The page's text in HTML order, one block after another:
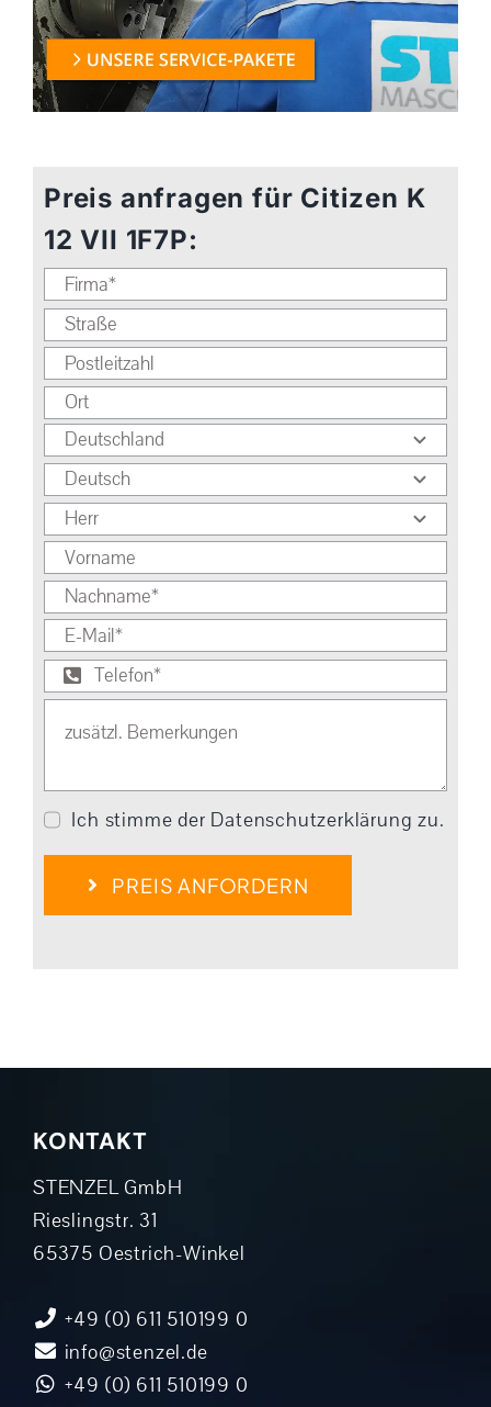
Preis anfragen für Citizen K
12 VII 1F7P:
Ich stimme der Datenschutzerklärung zu.
PREIS ANFORDERN
KONTAKT
STENZEL GmbH
Rieslingstr. 31
65375 Oestrich-Winkel
+49 (0) 611 510199 0
info@stenzel.de
+49 (0) 611 510199 0